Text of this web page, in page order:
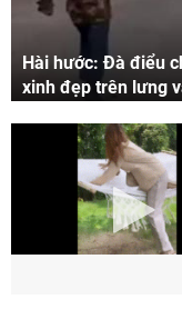
Hài hước: Đà điểu
xinh đẹp trên lưng